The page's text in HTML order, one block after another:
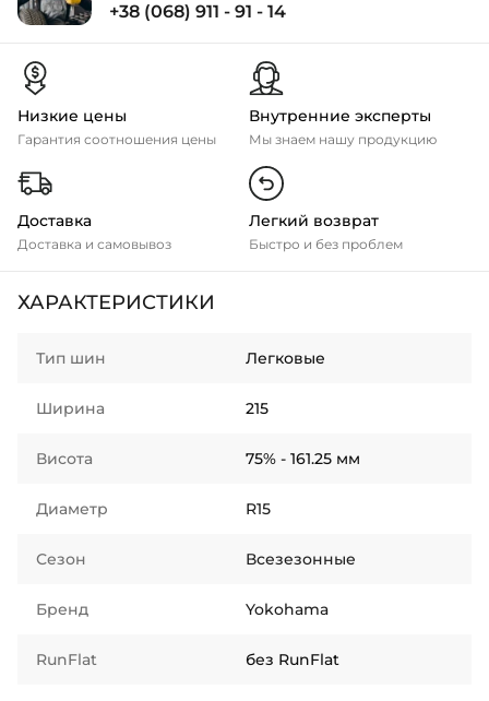
+38 (068) 911 - 91 - 14
Низкие цены
Гарантия соотношения цены
Внутренние эксперты
Мы знаем нашу продукцию
Доставка
Доставка и самовывоз
Легкий возврат
Быстро и без проблем
ХАРАКТЕРИСТИКИ
Тип шин Легковые
Ширина 215
Висота 75% - 161.25 мм
Диаметр R15
Сезон Всезезонные
Бренд Yokohama
RunFlat без RunFlat